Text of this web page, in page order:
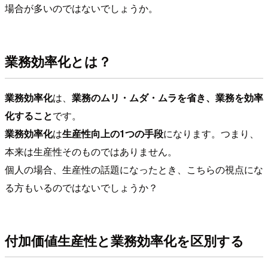
場合が多いのではないでしょうか。
業務効率化とは？
業務効率化は、 業務のムリ・ムダ・ムラを省き、業務を効率
化することです。
業務効率化は生産性向上の1つの手段になります。つまり、
本来は生産性そのものではありません。
個人の場合、生産性の話題になったとき、こちらの視点にな
る方もいるのではないでしょうか？
付加価値生産性と業務効率化を区別する